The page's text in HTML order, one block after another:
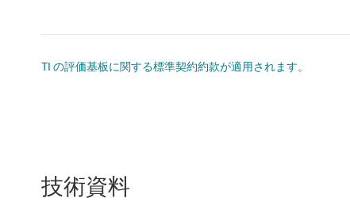
TI の評価基板に関する標準契約約款が適用されます。
技術資料